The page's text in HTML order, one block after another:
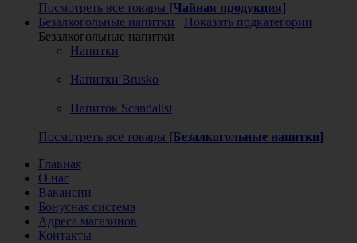
Посмотреть все товары [Чайная продукция]
Безалкогольные напитки
Показать подкатегории
Безалкогольные напитки
Напитки
Напитки Brusko
Напиток Scandalist
Посмотреть все товары [Безалкогольные напитки]
Главная
О нас
Вакансии
Бонусная система
Адреса магазинов
Контакты